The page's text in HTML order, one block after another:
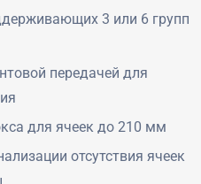
3 или 6 групп
передачей для
для ячеек до 210 мм
отсутствия ячеек